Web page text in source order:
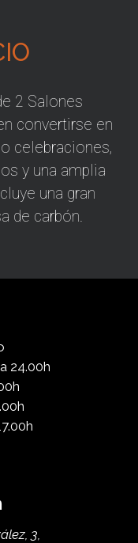
2 Salones
convertirse en
celebraciones,
y una amplia
una gran
de carbón.
24.00h
3,